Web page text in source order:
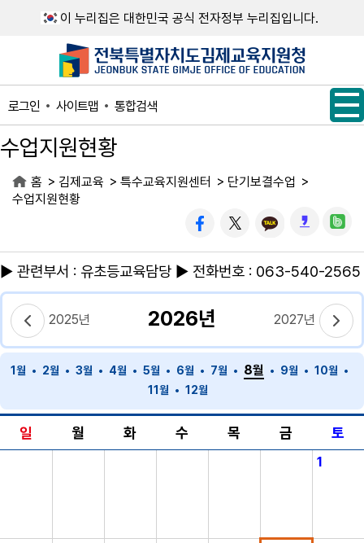
이 누리집은 대한민국 공식 전자정부 누리집입니다.
로그인 사이트맵 통합검색
수업지원현황
홈 > 김제교육 > 특수교육지원센터 > 단기보결수업 >
수업지원현황
▶ 관련부서 : 유초등교육담당 ▶ 전화번호 : 063-540-2565
2025년 2026년 2027년
1월 2월 3월 4월 5월 6월 7월 8월 9월
10월
11월
12월
일 월 화 수 목 금 토
1